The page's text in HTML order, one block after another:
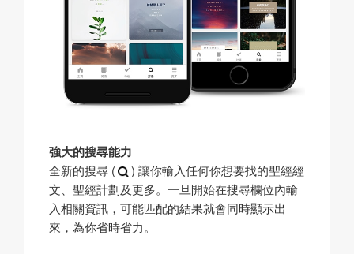
強大的搜尋能力
全新的搜尋 (
) 讓你輸入任何你想要找的聖經經
文、聖經計劃及更多。一旦開始在搜尋欄位內輸
入相關資訊，可能匹配的結果就會同時顯示出
來，為你省時省力。